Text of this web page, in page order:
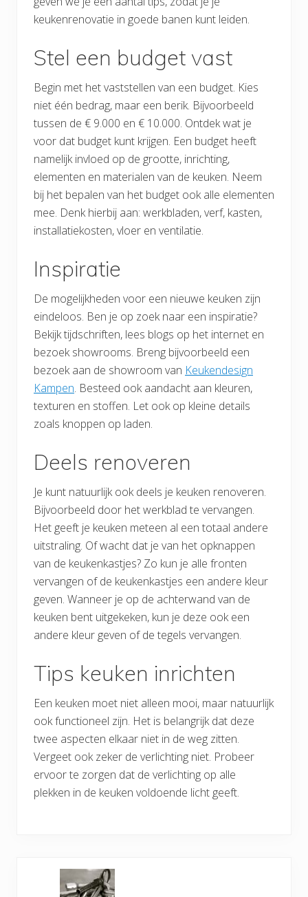
keukenrenovatie in goede banen kunt leiden.
Stel een budget vast
Begin met het vaststellen van een budget. Kies
niet één bedrag, maar een berik. Bijvoorbeeld
tussen de € 9.000 en € 10.000. Ontdek wat je
voor dat budget kunt krijgen. Een budget heeft
namelijk invloed op de grootte, inrichting,
elementen en materialen van de keuken. Neem
bij het bepalen van het budget ook alle elementen
mee. Denk hierbij aan: werkbladen, verf, kasten,
installatiekosten, vloer en ventilatie.
Inspiratie
De mogelijkheden voor een nieuwe keuken zijn
eindeloos. Ben je op zoek naar een inspiratie?
Bekijk tijdschriften, lees blogs op het internet en
bezoek showrooms. Breng bijvoorbeeld een
bezoek aan de showroom van Keukendesign
Kampen. Besteed ook aandacht aan kleuren,
texturen en stoffen. Let ook op kleine details
zoals knoppen op laden.
Deels renoveren
Je kunt natuurlijk ook deels je keuken renoveren.
Bijvoorbeeld door het werkblad te vervangen.
Het geeft je keuken meteen al een totaal andere
uitstraling. Of wacht dat je van het opknappen
van de keukenkastjes? Zo kun je alle fronten
vervangen of de keukenkastjes een andere kleur
geven. Wanneer je op de achterwand van de
keuken bent uitgekeken, kun je deze ook een
andere kleur geven of de tegels vervangen.
Tips keuken inrichten
Een keuken moet niet alleen mooi, maar natuurlijk
ook functioneel zijn. Het is belangrijk dat deze
twee aspecten elkaar niet in de weg zitten.
Vergeet ook zeker de verlichting niet. Probeer
ervoor te zorgen dat de verlichting op alle
plekken in de keuken voldoende licht geeft.